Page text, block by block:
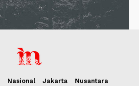
Nasional Jakarta
Nusantara